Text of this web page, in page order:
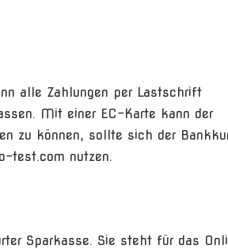
alle Zahlungen per Lastschrift
Mit einer EC-Karte kann der
zu können, sollte sich der
test.com nutzen.
Sparkasse. Sie steht für das